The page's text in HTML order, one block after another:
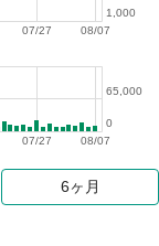
08/07
07/27
1,000
08/07
07/27
0
65,000
6ヶ月